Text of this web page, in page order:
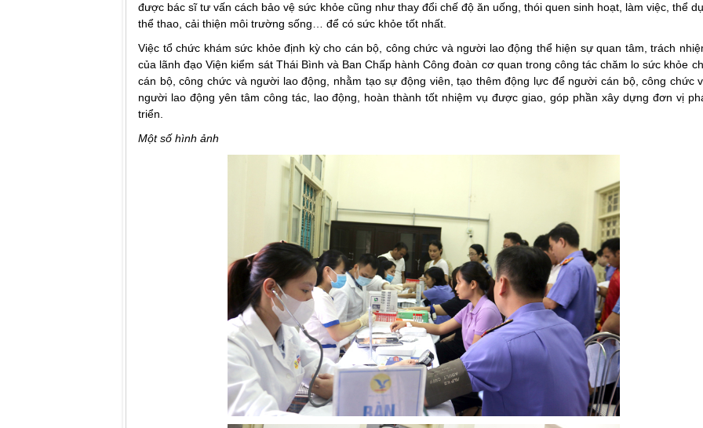
được bác sĩ tư vấn cách bảo vệ sức khỏe cũng như thay đổi chế độ ăn uống, thói quen sinh hoạt, làm việc, thể
thể thao, cải thiện môi trường sống… để có sức khỏe tốt nhất.
Việc tổ chức khám sức khỏe định kỳ cho cán bộ, công chức và người lao động thể hiện sự quan tâm, trách
của lãnh đạo Viện kiểm sát Thái Bình và Ban Chấp hành Công đoàn cơ quan trong công tác chăm lo sức khỏe
cán bộ, công chức và người lao động, nhằm tạo sự động viên, tạo thêm động lực để người cán bộ, công chức
người lao động yên tâm công tác, lao động, hoàn thành tốt nhiệm vụ được giao, góp phần xây dựng đơn vị
triển.
Một số hình ảnh